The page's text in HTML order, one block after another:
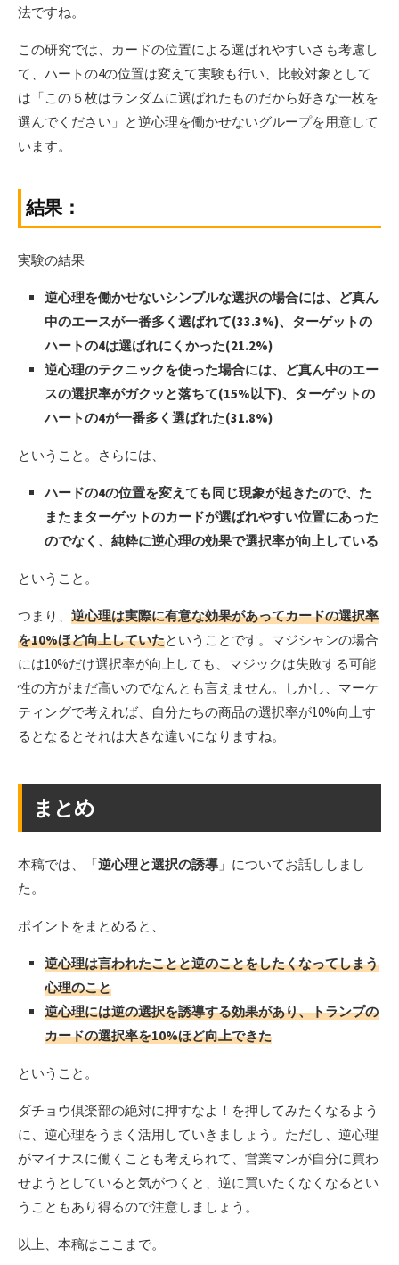
法ですね。
この研究では、カードの位置による選ばれやすいさも考慮し
て、ハートの4の位置は変えて実験も行い、比較対象として
は「この５枚はランダムに選ばれたものだから好きな一枚を
選んでください」と逆心理を働かせないグループを用意して
います。
結果：
実験の結果
逆心理を働かせないシンプルな選択の場合には、ど真ん
中のエースが一番多く選ばれて(33.3%)、ターゲットの
ハートの4は選ばれにくかった(21.2%)
逆心理のテクニックを使った場合には、ど真ん中のエー
スの選択率がガクッと落ちて(15%以下)、ターゲットの
ハートの4が一番多く選ばれた(31.8%)
ということ。さらには、
ハードの4の位置を変えても同じ現象が起きたので、た
またまターゲットのカードが選ばれやすい位置にあった
のでなく、純粋に逆心理の効果で選択率が向上している
ということ。
つまり、 逆心理は実際に有意な効果があってカードの選択率
を10%ほど向上していたということです。マジシャンの場合
には10%だけ選択率が向上しても、マジックは失敗する可能
性の方がまだ高いのでなんとも言えません。しかし、マーケ
ティングで考えれば、自分たちの商品の選択率が10%向上す
るとなるとそれは大きな違いになりますね。
まとめ
本稿では、「逆心理と選択の誘導 」についてお話ししまし
た。
ポイントをまとめると、
逆心理は言われたことと逆のことをしたくなってしまう
心理のこと
逆心理には逆の選択を誘導する効果があり、トランプの
カードの選択率を10%ほど向上できた
ということ。
ダチョウ倶楽部の絶対に押すなよ！を押してみたくなるよう
に、逆心理をうまく活用していきましょう。ただし、逆心理
がマイナスに働くことも考えられて、営業マンが自分に買わ
せようとしていると気がつくと、逆に買いたくなくなるとい
うこともあり得るので注意しましょう。
以上、本稿はここまで。